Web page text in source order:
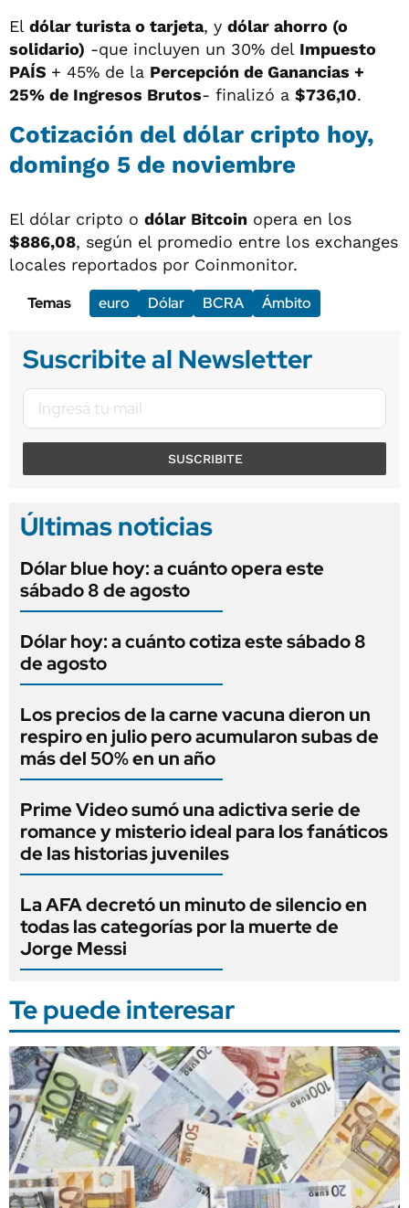
El dólar turista o tarjeta, y dólar ahorro (o
solidario) -que incluyen un 30% del Impuesto
PAÍS + 45% de la Percepción de Ganancias +
25% de Ingresos Brutos- finalizó a $736,10.
Cotización del dólar cripto hoy,
domingo 5 de noviembre
El dólar cripto o dólar Bitcoin opera en los
$886,08, según el promedio entre los exchanges
locales reportados por Coinmonitor.
Temas
euro Dólar BCRA Ámbito
Suscribite al Newsletter
SUSCRIBITE
Últimas noticias
Dólar blue hoy: a cuánto opera este
sábado 8 de agosto
Dólar hoy: a cuánto cotiza este sábado 8
de agosto
Los precios de la carne vacuna dieron un
respiro en julio pero acumularon subas de
más del 50% en un año
Prime Video sumó una adictiva serie de
romance y misterio ideal para los fanáticos
de las historias juveniles
La AFA decretó un minuto de silencio en
todas las categorías por la muerte de
Jorge Messi
Te puede interesar